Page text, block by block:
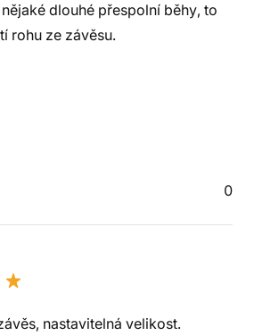
dlouhé přespolní běhy, to
rohu ze závěsu.
0
nastavitelná velikost.